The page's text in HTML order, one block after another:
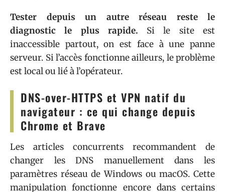
Tester depuis un autre réseau reste le
diagnostic le plus rapide. Si le site est
inaccessible partout, on est face à une panne
serveur. Si l’accès fonctionne ailleurs, le problème
est local ou lié à l’opérateur.
DNS-over-HTTPS et VPN natif du
navigateur : ce qui change depuis
Chrome et Brave
Les articles concurrents recommandent de
changer les DNS manuellement dans les
paramètres réseau de Windows ou macOS. Cette
manipulation fonctionne encore dans certains